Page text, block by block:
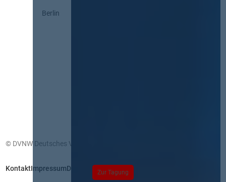
Zur Tagung
Berlin
© DVNW Deutsches Vergabenetzwerk GmbH
KontaktImpressumDatenschutz